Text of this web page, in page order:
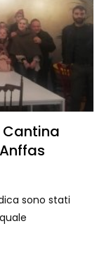
Cantina
sono stati